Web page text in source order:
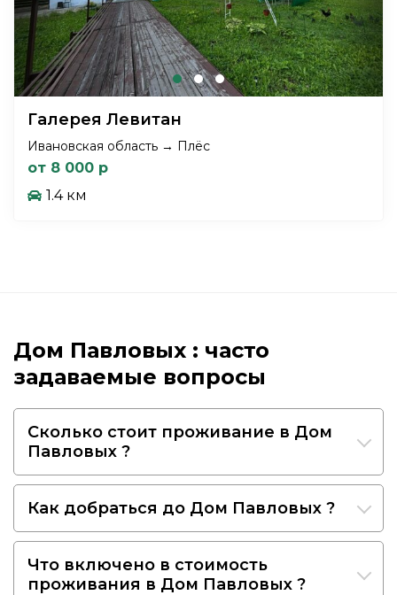
Галерея Левитан
Ивановская область → Плёс
от 8 000 р
1.4 км
Дом Павловых : часто
задаваемые вопросы
Сколько стоит проживание в Дом
Павловых ?
Как добраться до Дом Павловых ?
Что включено в стоимость
проживания в Дом Павловых ?